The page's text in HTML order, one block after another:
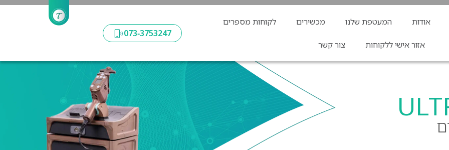
אודות המעטפת שלנו מכשירים לקוחות מספרים
אזור אישי ללקוחות צור קשר
‪073‑3753247‬